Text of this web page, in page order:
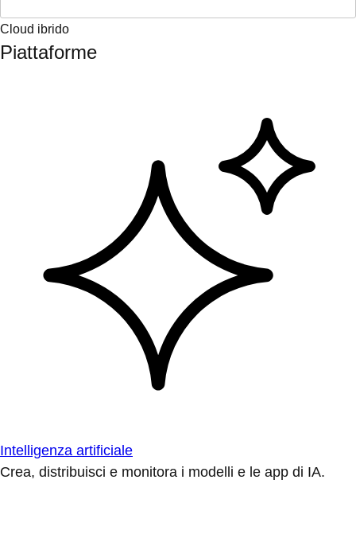
Cloud ibrido
Piattaforme
Intelligenza artificiale
Crea, distribuisci e monitora i modelli e le app di IA.